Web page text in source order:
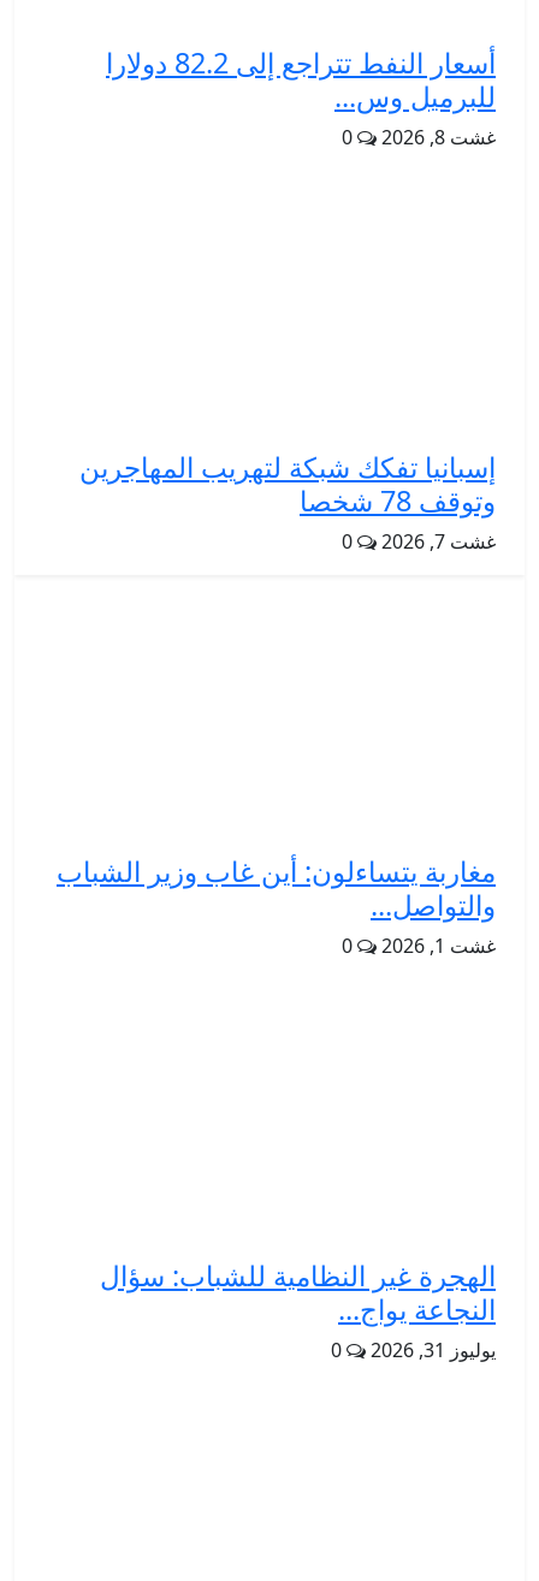
أسعار النفط تتراجع إلى 82.2 دولارا
للبرميل وس...
غشت 8, 2026 0
إسبانيا تفكك شبكة لتهريب المهاجرين
وتوقف 78 شخصا
غشت 7, 2026 0
مغاربة يتساءلون: أين غاب وزير الشباب
والتواصل...
غشت 1, 2026 0
الهجرة غير النظامية للشباب: سؤال
النجاعة يواج...
يوليوز 31, 2026 0